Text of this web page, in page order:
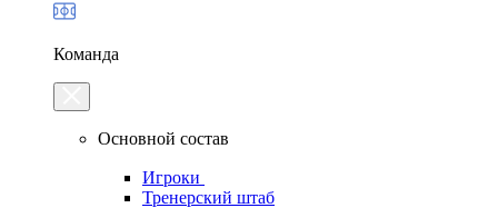
Команда
Основной состав
Игроки
Тренерский штаб